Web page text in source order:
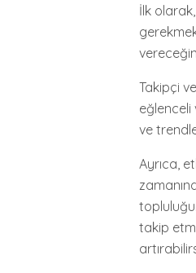
İlk
Takipçi
eğlenceli
ve
Ayrıca,
takip